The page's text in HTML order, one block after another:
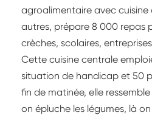
agroalimentaire avec cuisine
autres, prépare 8 000 repas
crèches, scolaires,
Cette cuisine centrale
situation de handicap et 50
fin de matinée, elle
on épluche les légumes, là